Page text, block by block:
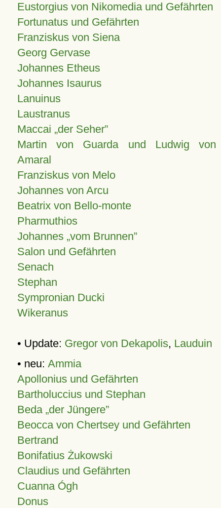
Eustorgius von Nikomedia und Gefährten
Fortunatus und Gefährten
Franziskus von Siena
Georg Gervase
Johannes Etheus
Johannes Isaurus
Lanuinus
Laustranus
Maccai „der Seher”
Martin von Guarda und Ludwig von
Amaral
Franziskus von Melo
Johannes von Arcu
Beatrix von Bello-monte
Pharmuthios
Johannes vom Brunnen
Salon und Gefährten
Senach
Stephan
Sympronian Ducki
Wikeranus
• Update: Gregor von Dekapolis, Lauduin
• neu: Ammia
Apollonius und Gefährten
Bartholuccius und Stephan
Beda „der Jüngere”
Beocca von Chertsey und Gefährten
Bertrand
Bonifatius Żukowski
Claudius und Gefährten
Cuanna Ógh
Donus